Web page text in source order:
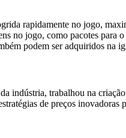
rapidamente no jogo,
no jogo, como pacotes
podem ser adquiridos na
indústria, trabalhou na
de preços